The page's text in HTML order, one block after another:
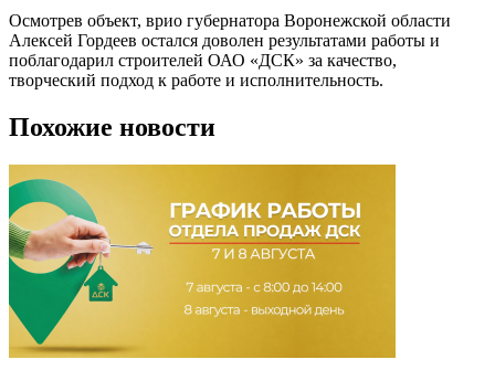
Осмотрев объект, врио губернатора Воронежской области
Алексей Гордеев остался доволен результатами работы и
поблагодарил строителей ОАО «ДСК» за качество,
творческий подход к работе и исполнительность.
Похожие новости